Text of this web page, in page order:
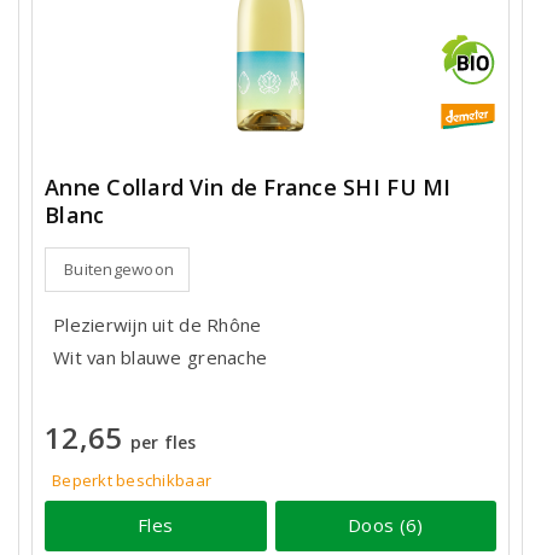
Anne Collard Vin de France SHI FU MI
Blanc
Buitengewoon
Plezierwijn uit de Rhône
Wit van blauwe grenache
12,65 per fles
Beperkt beschikbaar
Fles Doos (6)